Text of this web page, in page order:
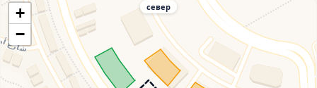
+
−
север